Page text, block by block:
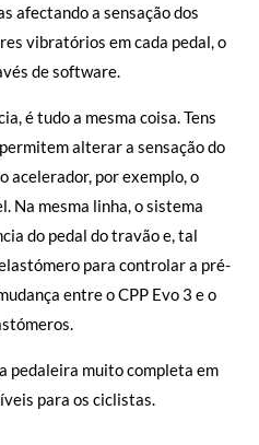
afectando a sensação dos
vibratórios em cada pedal, o
de software.
é tudo a mesma coisa. Tens
alterar a sensação do
acelerador, por exemplo, o
Na mesma linha, o sistema
do pedal do travão e, tal
para controlar a pré-
entre o CPP Evo 3 e o
pedaleira muito completa em
para os ciclistas.